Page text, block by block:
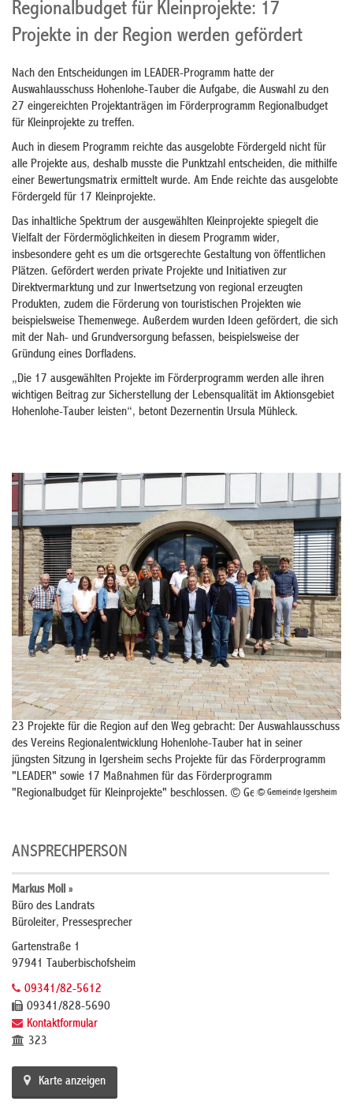
Regionalbudget für Kleinprojekte: 17
Projekte in der Region werden gefördert
Nach den Entscheidungen im LEADER-Programm hatte der
Auswahlausschuss Hohenlohe-Tauber die Aufgabe, die Auswahl zu den
27 eingereichten Projektanträgen im Förderprogramm Regionalbudget
für Kleinprojekte zu treffen.
Auch in diesem Programm reichte das ausgelobte Fördergeld nicht für
alle Projekte aus, deshalb musste die Punktzahl entscheiden, die mithilfe
einer Bewertungsmatrix ermittelt wurde. Am Ende reichte das ausgelobte
Fördergeld für 17 Kleinprojekte.
Das inhaltliche Spektrum der ausgewählten Kleinprojekte spiegelt die
Vielfalt der Fördermöglichkeiten in diesem Programm wider,
insbesondere geht es um die ortsgerechte Gestaltung von öffentlichen
Plätzen. Gefördert werden private Projekte und Initiativen zur
Direktvermarktung und zur Inwertsetzung von regional erzeugten
Produkten, zudem die Förderung von touristischen Projekten wie
beispielsweise Themenwege. Außerdem wurden Ideen gefördert, die sich
mit der Nah- und Grundversorgung befassen, beispielsweise der
Gründung eines Dorfladens.
„Die 17 ausgewählten Projekte im Förderprogramm werden alle ihren
wichtigen Beitrag zur Sicherstellung der Lebensqualität im Aktionsgebiet
Hohenlohe-Tauber leisten“, betont Dezernentin Ursula Mühleck.
© Gemeinde Igersheim
23 Projekte für die Region auf den Weg gebracht: Der Auswahlausschuss
des Vereins Regionalentwicklung Hohenlohe-Tauber hat in seiner
jüngsten Sitzung in Igersheim sechs Projekte für das Förderprogramm
"LEADER" sowie 17 Maßnahmen für das Förderprogramm
"Regionalbudget für Kleinprojekte" beschlossen. © Gemeinde Igersheim
ANSPRECHPERSON
Markus Moll »
Büro des Landrats
Büroleiter, Pressesprecher
Gartenstraße 1
97941 Tauberbischofsheim
09341/82-5612
09341/828-5690
Kontaktformular
323
Karte anzeigen